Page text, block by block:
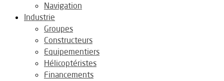
Navigation
Industrie
Groupes
Constructeurs
Equipementiers
Hélicoptéristes
Financements